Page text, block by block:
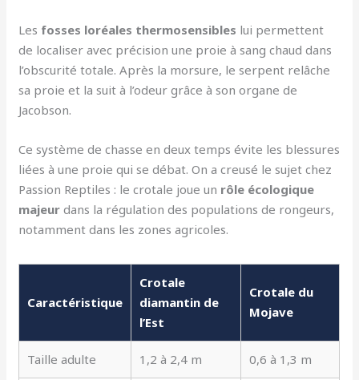
Les fosses loréales thermosensibles lui permettent
de localiser avec précision une proie à sang chaud dans
l’obscurité totale. Après la morsure, le serpent relâche
sa proie et la suit à l’odeur grâce à son organe de
Jacobson.
Ce système de chasse en deux temps évite les blessures
liées à une proie qui se débat. On a creusé le sujet chez
Passion Reptiles : le crotale joue un rôle écologique
majeur dans la régulation des populations de rongeurs,
notamment dans les zones agricoles.
Caractéristique
Crotale
diamantin de
l’Est
Crotale du
Mojave
Taille adulte 1,2 à 2,4 m 0,6 à 1,3 m